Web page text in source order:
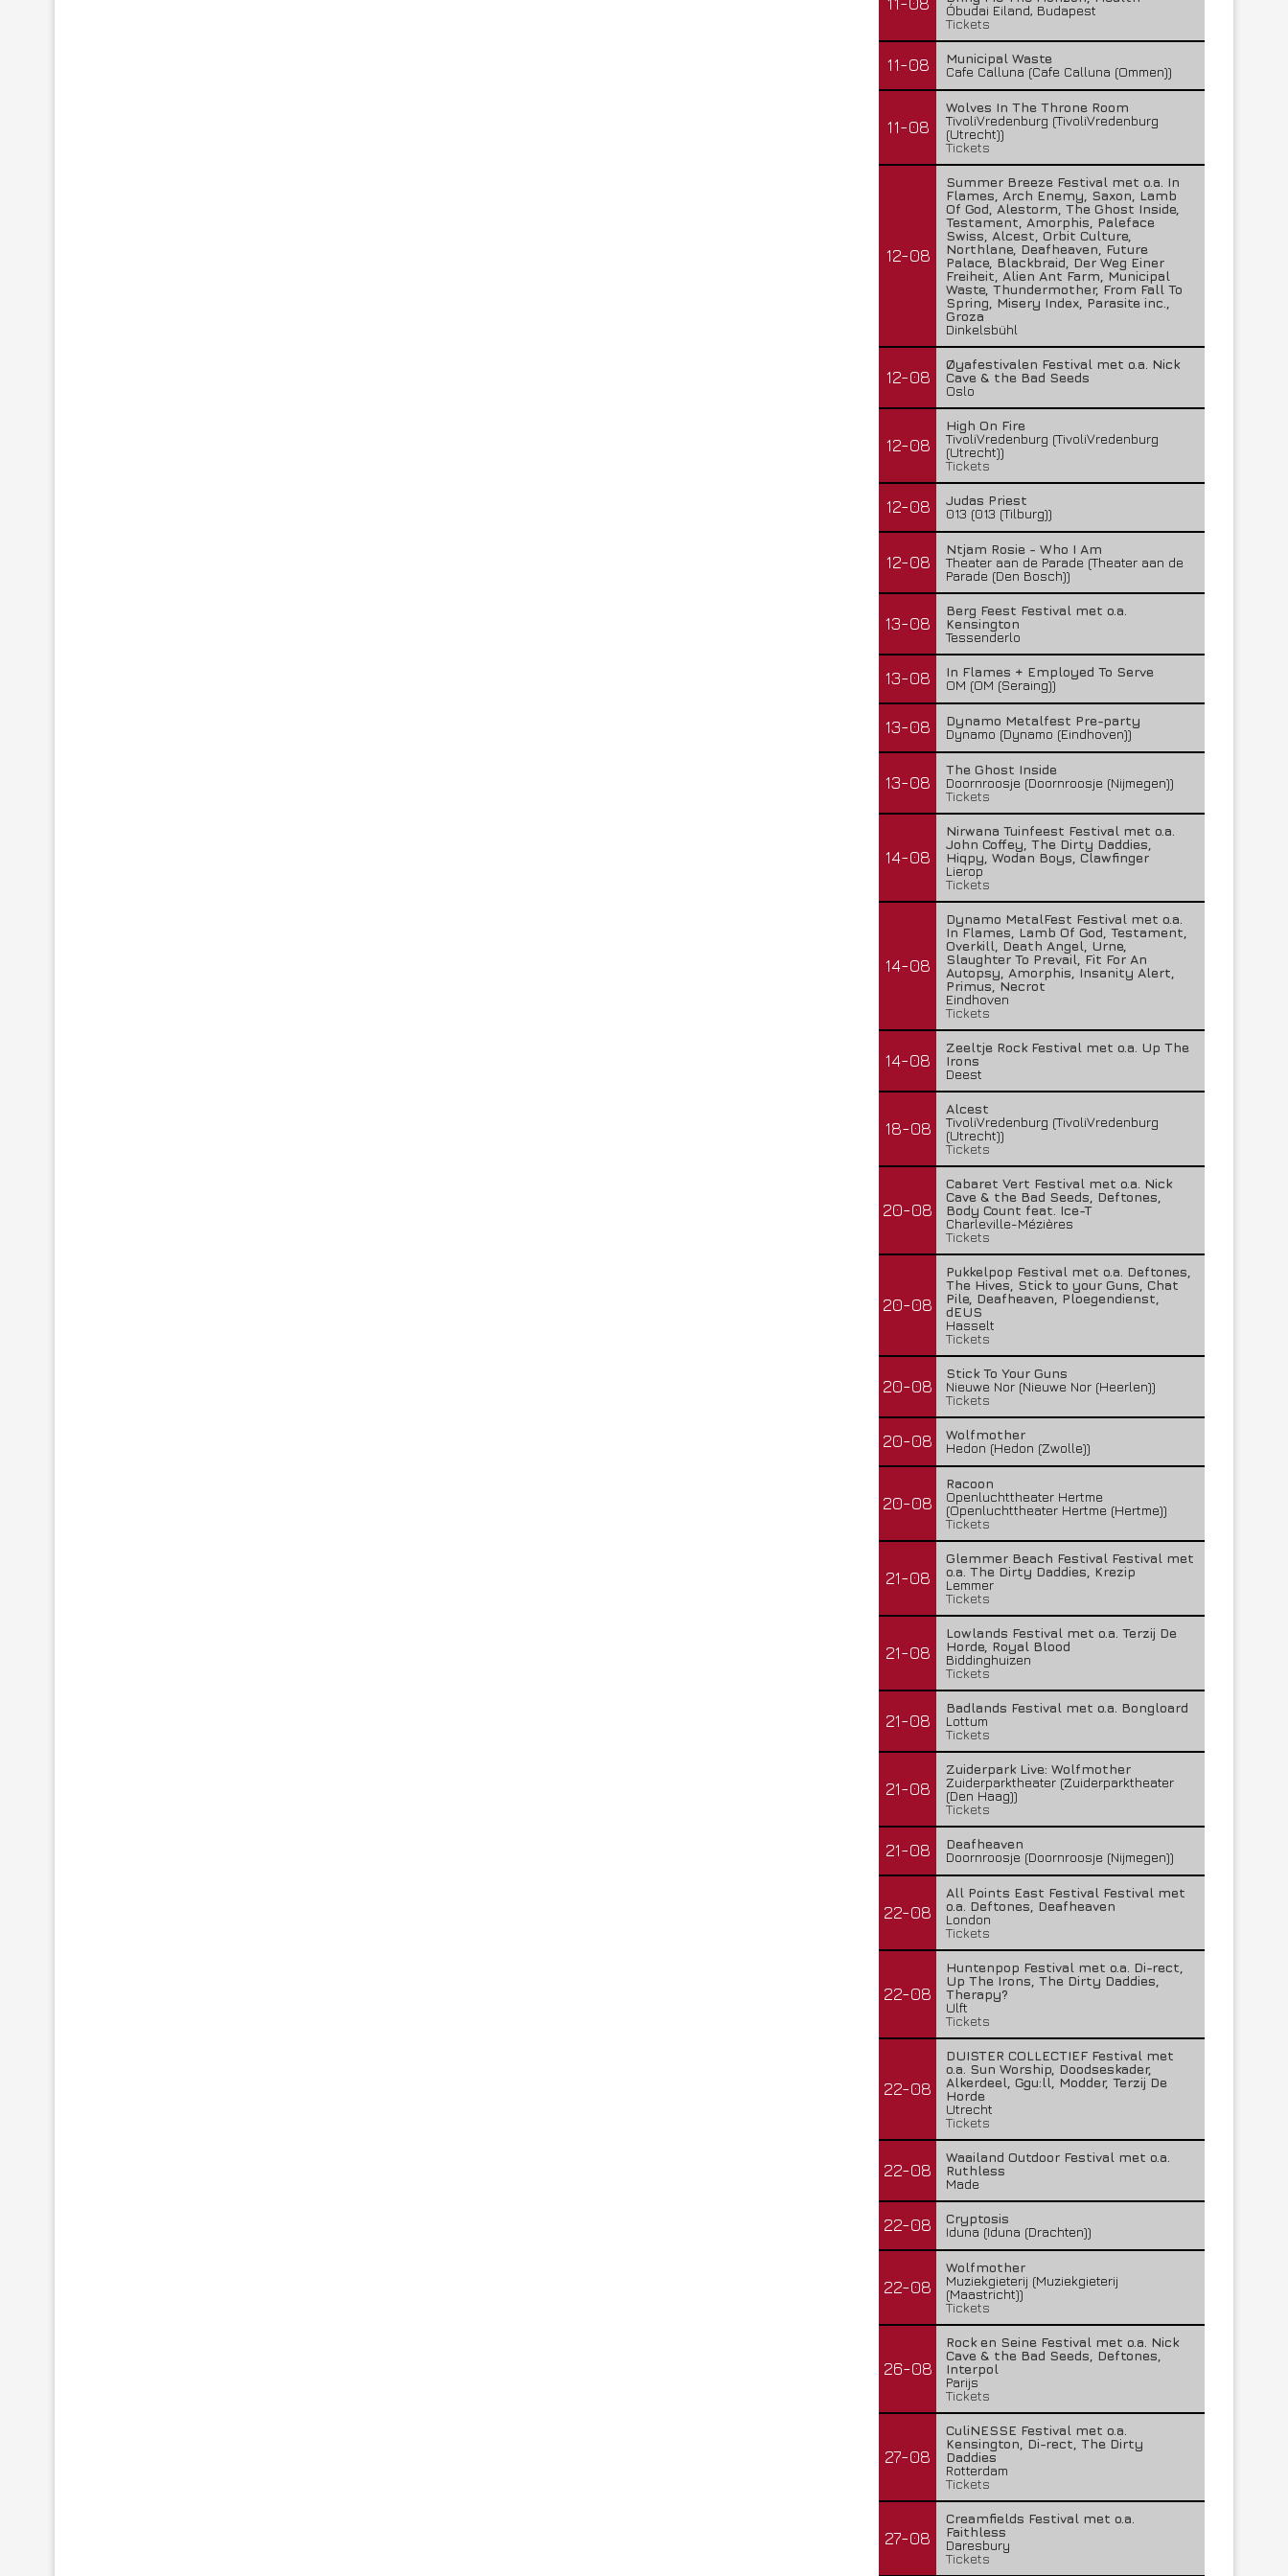
Óbudai Eiland, Budapest
Tickets
11-08
Municipal Waste
Cafe Calluna (Cafe Calluna (Ommen))
11-08
Wolves In The Throne Room
TivoliVredenburg (TivoliVredenburg
(Utrecht))
Tickets
12-08
Summer Breeze Festival met o.a. In
Flames, Arch Enemy, Saxon, Lamb
Of God, Alestorm, The Ghost Inside,
Testament, Amorphis, Paleface
Swiss, Alcest, Orbit Culture,
Northlane, Deafheaven, Future
Palace, Blackbraid, Der Weg Einer
Freiheit, Alien Ant Farm, Municipal
Waste, Thundermother, From Fall To
Spring, Misery Index, Parasite inc.,
Groza
Dinkelsbühl
12-08
Øyafestivalen Festival met o.a. Nick
Cave & the Bad Seeds
Oslo
12-08
High On Fire
TivoliVredenburg (TivoliVredenburg
(Utrecht))
Tickets
12-08
Judas Priest
013 (013 (Tilburg))
12-08
Ntjam Rosie - Who I Am
Theater aan de Parade (Theater aan de
Parade (Den Bosch))
13-08
Berg Feest Festival met o.a.
Kensington
Tessenderlo
13-08
In Flames + Employed To Serve
OM (OM (Seraing))
13-08
Dynamo Metalfest Pre-party
Dynamo (Dynamo (Eindhoven))
13-08
The Ghost Inside
Doornroosje (Doornroosje (Nijmegen))
Tickets
14-08
Nirwana Tuinfeest Festival met o.a.
John Coffey, The Dirty Daddies,
Hiqpy, Wodan Boys, Clawfinger
Lierop
Tickets
14-08
Dynamo MetalFest Festival met o.a.
In Flames, Lamb Of God, Testament,
Overkill, Death Angel, Urne,
Slaughter To Prevail, Fit For An
Autopsy, Amorphis, Insanity Alert,
Primus, Necrot
Eindhoven
Tickets
14-08
Zeeltje Rock Festival met o.a. Up The
Irons
Deest
18-08
Alcest
TivoliVredenburg (TivoliVredenburg
(Utrecht))
Tickets
20-08
Cabaret Vert Festival met o.a. Nick
Cave & the Bad Seeds, Deftones,
Body Count feat. Ice-T
Charleville-Mézières
Tickets
20-08
Pukkelpop Festival met o.a. Deftones,
The Hives, Stick to your Guns, Chat
Pile, Deafheaven, Ploegendienst,
dEUS
Hasselt
Tickets
20-08
Stick To Your Guns
Nieuwe Nor (Nieuwe Nor (Heerlen))
Tickets
20-08
Wolfmother
Hedon (Hedon (Zwolle))
20-08
Racoon
Openluchttheater Hertme
(Openluchttheater Hertme (Hertme))
Tickets
21-08
Glemmer Beach Festival Festival met
o.a. The Dirty Daddies, Krezip
Lemmer
Tickets
21-08
Lowlands Festival met o.a. Terzij De
Horde, Royal Blood
Biddinghuizen
Tickets
21-08
Badlands Festival met o.a. Bongloard
Lottum
Tickets
21-08
Zuiderpark Live: Wolfmother
Zuiderparktheater (Zuiderparktheater
(Den Haag))
Tickets
21-08
Deafheaven
Doornroosje (Doornroosje (Nijmegen))
22-08
All Points East Festival Festival met
o.a. Deftones, Deafheaven
London
Tickets
22-08
Huntenpop Festival met o.a. Di-rect,
Up The Irons, The Dirty Daddies,
Therapy?
Ulft
Tickets
22-08
DUISTER COLLECTIEF Festival met
o.a. Sun Worship, Doodseskader,
Alkerdeel, Ggu:ll, Modder, Terzij De
Horde
Utrecht
Tickets
22-08
Waailand Outdoor Festival met o.a.
Ruthless
Made
22-08
Cryptosis
Iduna (Iduna (Drachten))
22-08
Wolfmother
Muziekgieterij (Muziekgieterij
(Maastricht))
Tickets
26-08
Rock en Seine Festival met o.a. Nick
Cave & the Bad Seeds, Deftones,
Interpol
Parijs
Tickets
27-08
CuliNESSE Festival met o.a.
Kensington, Di-rect, The Dirty
Daddies
Rotterdam
Tickets
27-08
Creamfields Festival met o.a.
Faithless
Daresbury
Tickets